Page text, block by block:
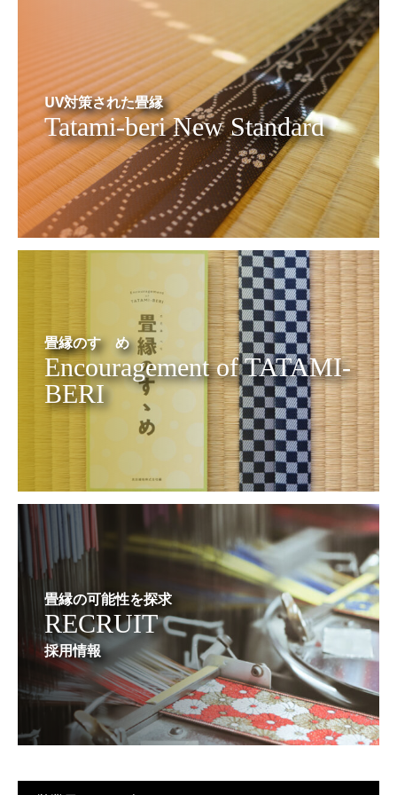
UV対策された畳縁
Tatami-beri New Standard
畳縁のすゝめ
Encouragement of TATAMI-
BERI
畳縁の可能性を探求
RECRUIT
採用情報